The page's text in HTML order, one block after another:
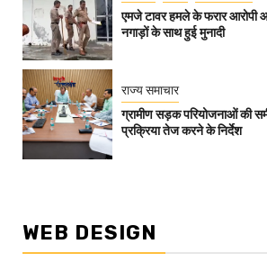
एमजे टावर हमले के फरार आरोपी
नगाड़ों के साथ हुई मुनादी
राज्य समाचार
ग्रामीण सड़क परियोजनाओं की
प्रक्रिया तेज करने के निर्देश
WEB DESIGN